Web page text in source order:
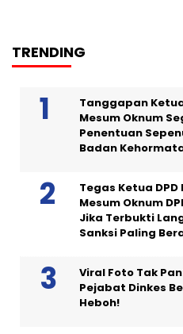
TRENDING
Tanggapan
Mesum Oknum
Penentuan
Badan
Tegas Ketua
Mesum Oknum
Jika Terbukti
Sanksi Paling
Viral Foto Tak
Pejabat Dinkes
Heboh!